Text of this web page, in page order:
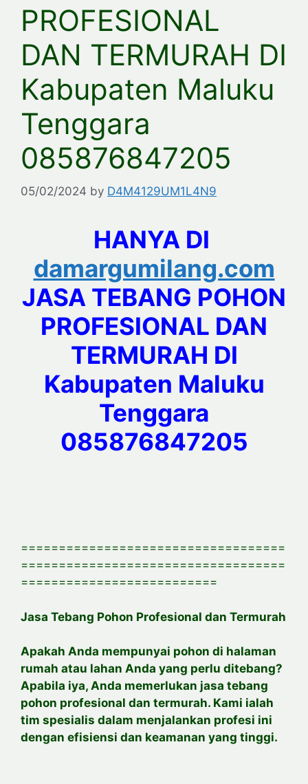
PROFESIONAL
DAN TERMURAH DI
Kabupaten Maluku
Tenggara
085876847205
05/02/2024 by D4M4129UM1L4N9
HANYA DI
damargumilang.com
JASA TEBANG POHON
PROFESIONAL DAN
TERMURAH DI
Kabupaten Maluku
Tenggara
085876847205
===================================
===================================
==========================
Jasa Tebang Pohon Profesional dan Termurah
Apakah Anda mempunyai pohon di halaman
rumah atau lahan Anda yang perlu ditebang?
Apabila iya, Anda memerlukan jasa tebang
pohon profesional dan termurah. Kami ialah
tim spesialis dalam menjalankan profesi ini
dengan efisiensi dan keamanan yang tinggi.